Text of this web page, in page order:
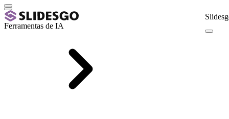
Ferramentas de IA